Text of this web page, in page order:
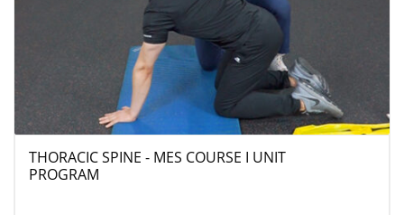
THORACIC SPINE - MES COURSE I UNIT
PROGRAM